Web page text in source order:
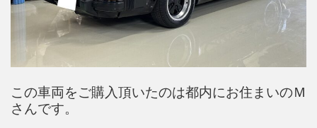
この車両をご購入頂いたのは都内にお住まいのＭ
さんです。